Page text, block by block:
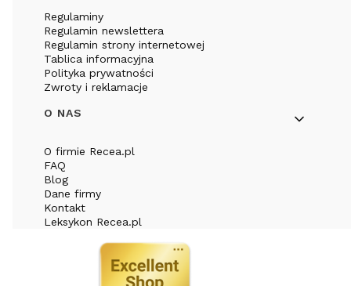
Regulaminy
Regulamin newslettera
Regulamin strony internetowej
Tablica informacyjna
Polityka prywatności
Zwroty i reklamacje
O NAS
O firmie Recea.pl
FAQ
Blog
Dane firmy
Kontakt
Leksykon Recea.pl